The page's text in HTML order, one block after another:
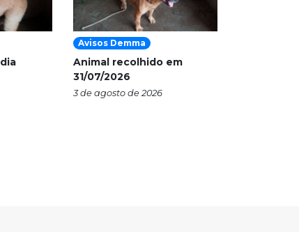
Avisos Demma
Animal recolhido em
31/07/2026
3 de agosto de 2026